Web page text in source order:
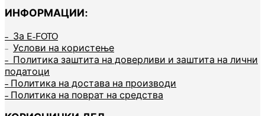
ИНФОРМАЦИИ:
– За E-FOTO
– Услови на користење
– Политика заштита на доверливи и заштита на лични
податоци
– Политика на достава на производи
– Политика на поврат на средства